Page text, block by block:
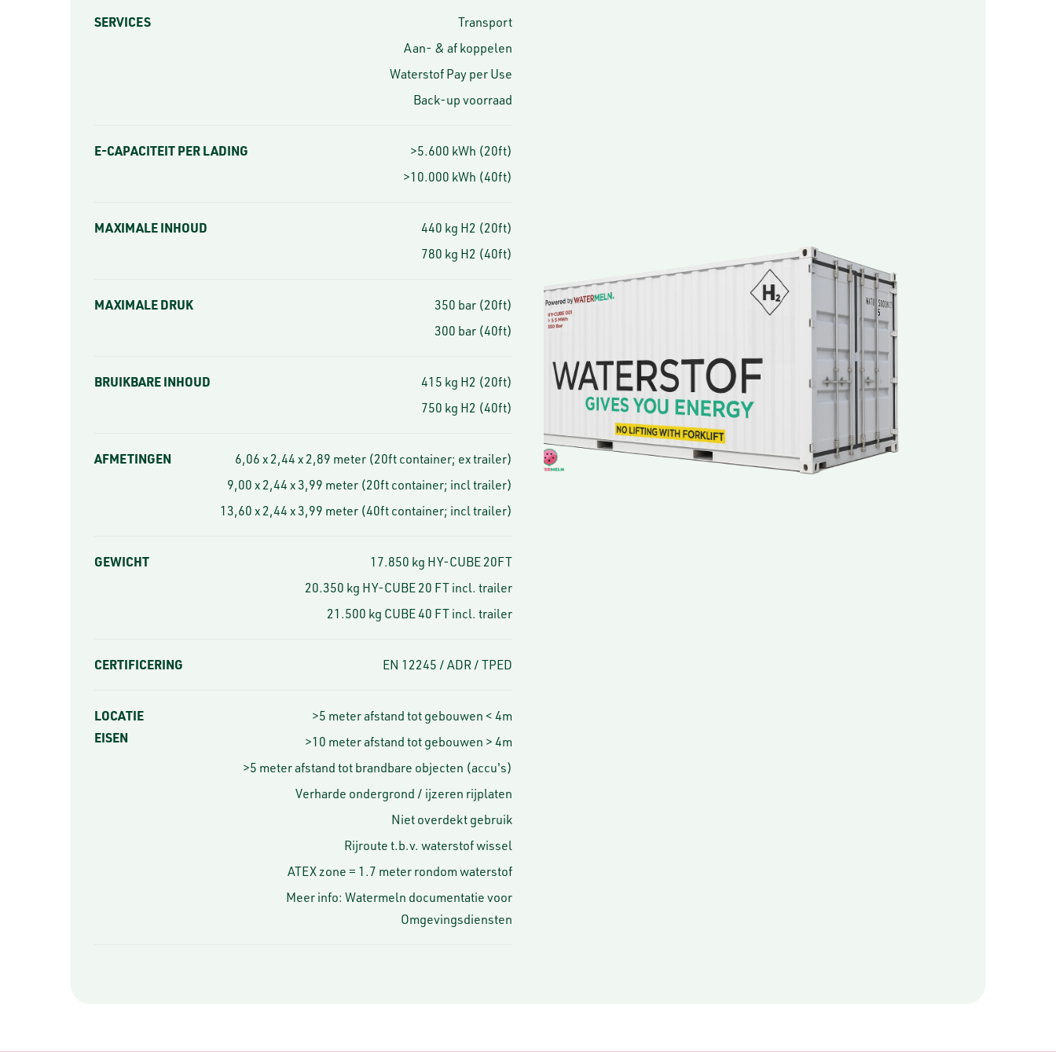
SERVICES
Transport
Aan- & af koppelen
Waterstof Pay per Use
Back-up voorraad
E-CAPACITEIT PER LADING
>5.600 kWh (20ft)
>10.000 kWh (40ft)
MAXIMALE INHOUD
440 kg H2 (20ft)
780 kg H2 (40ft)
MAXIMALE DRUK
350 bar (20ft)
300 bar (40ft)
BRUIKBARE INHOUD
415 kg H2 (20ft)
750 kg H2 (40ft)
AFMETINGEN
6,06 x 2,44 x 2,89 meter (20ft container; ex trailer)
9,00 x 2,44 x 3,99 meter (20ft container; incl trailer)
13,60 x 2,44 x 3,99 meter (40ft container; incl trailer)
GEWICHT
17.850 kg HY-CUBE 20FT
20.350 kg HY-CUBE 20 FT incl. trailer
21.500 kg CUBE 40 FT incl. trailer
CERTIFICERING EN 12245 / ADR / TPED
LOCATIE
EISEN
>5 meter afstand tot gebouwen < 4m
>10 meter afstand tot gebouwen > 4m
>5 meter afstand tot brandbare objecten (accu's)
Verharde ondergrond / ijzeren rijplaten
Niet overdekt gebruik
Rijroute t.b.v. waterstof wissel
ATEX zone = 1.7 meter rondom waterstof
Meer info: Watermeln documentatie voor
Omgevingsdiensten